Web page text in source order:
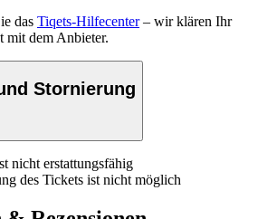
das Tiqets-Hilfecenter– wir klären Ihr
mit dem Anbieter.
Stornierung
nicht erstattungsfähig
des Tickets ist nicht möglich